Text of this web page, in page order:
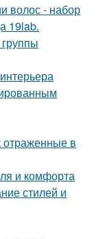
волос - набор
19lab.
отраженные в
и комфорта
стилей и